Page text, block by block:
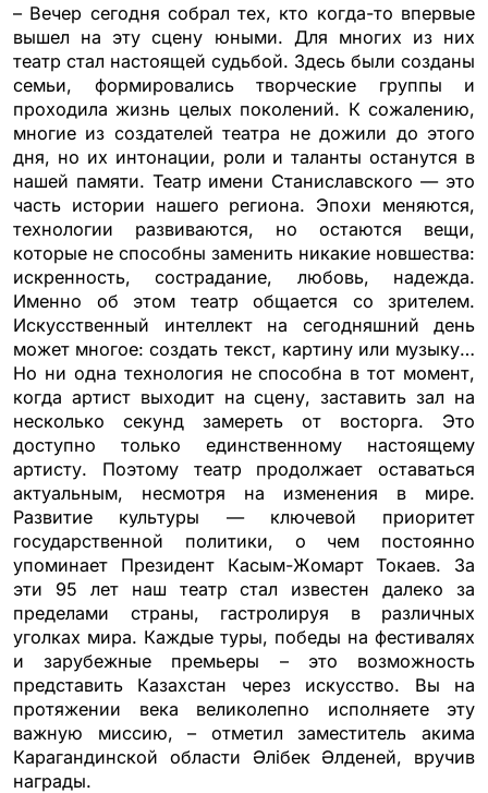
– Вечер сегодня собрал тех, кто когда-то впервые
вышел на эту сцену юными. Для многих из них
театр стал настоящей судьбой. Здесь были созданы
семьи, формировались творческие группы и
проходила жизнь целых поколений. К сожалению,
многие из создателей театра не дожили до этого
дня, но их интонации, роли и таланты останутся в
нашей памяти. Театр имени Станиславского — это
часть истории нашего региона. Эпохи меняются,
технологии развиваются, но остаются вещи,
которые не способны заменить никакие новшества:
искренность, сострадание, любовь, надежда.
Именно об этом театр общается со зрителем.
Искусственный интеллект на сегодняшний день
может многое: создать текст, картину или музыку…
Но ни одна технология не способна в тот момент,
когда артист выходит на сцену, заставить зал на
несколько секунд замереть от восторга. Это
доступно только единственному настоящему
артисту. Поэтому театр продолжает оставаться
актуальным, несмотря на изменения в мире.
Развитие культуры — ключевой приоритет
государственной политики, о чем постоянно
упоминает Президент Касым-Жомарт Токаев. За
эти 95 лет наш театр стал известен далеко за
пределами страны, гастролируя в различных
уголках мира. Каждые туры, победы на фестивалях
и зарубежные премьеры – это возможность
представить Казахстан через искусство. Вы на
протяжении века великолепно исполняете эту
важную миссию, – отметил заместитель акима
Карагандинской области Әлібек Әлденей, вручив
награды.